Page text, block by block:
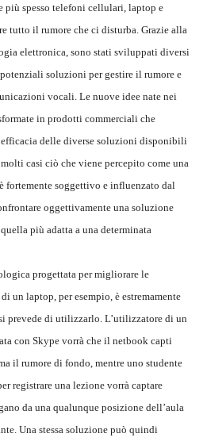
più spesso telefoni cellulari, laptop e
tutto il rumore che ci disturba. Grazie alla
elettronica, sono stati sviluppati diversi
soluzioni per gestire il rumore e
vocali. Le nuove idee nate nei
in prodotti commerciali che
delle diverse soluzioni disponibili
casi ciò che viene percepito come una
fortemente soggettivo e influenzato dal
oggettivamente una soluzione
più adatta a una determinata
progettata per migliorare le
un laptop, per esempio, è estremamente
prevede di utilizzarlo. L’utilizzatore di un
con Skype vorrà che il netbook capti
il rumore di fondo, mentre uno studente
registrare una lezione vorrà captare
da una qualunque posizione dell’aula
Una stessa soluzione può quindi